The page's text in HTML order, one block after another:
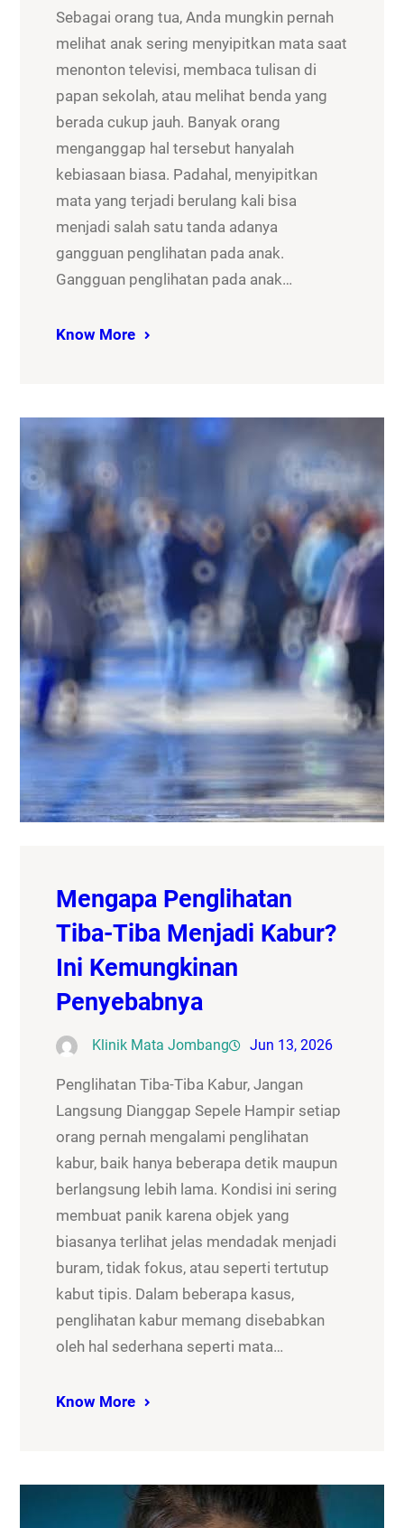
Sebagai orang tua, Anda mungkin pernah
melihat anak sering menyipitkan mata saat
menonton televisi, membaca tulisan di
papan sekolah, atau melihat benda yang
berada cukup jauh. Banyak orang
menganggap hal tersebut hanyalah
kebiasaan biasa. Padahal, menyipitkan
mata yang terjadi berulang kali bisa
menjadi salah satu tanda adanya
gangguan penglihatan pada anak.
Gangguan penglihatan pada anak…
Know More
Mengapa Penglihatan
Tiba-Tiba Menjadi Kabur?
Ini Kemungkinan
Penyebabnya
Klinik Mata Jombang Jun 13, 2026
Penglihatan Tiba-Tiba Kabur, Jangan
Langsung Dianggap Sepele Hampir setiap
orang pernah mengalami penglihatan
kabur, baik hanya beberapa detik maupun
berlangsung lebih lama. Kondisi ini sering
membuat panik karena objek yang
biasanya terlihat jelas mendadak menjadi
buram, tidak fokus, atau seperti tertutup
kabut tipis. Dalam beberapa kasus,
penglihatan kabur memang disebabkan
oleh hal sederhana seperti mata…
Know More